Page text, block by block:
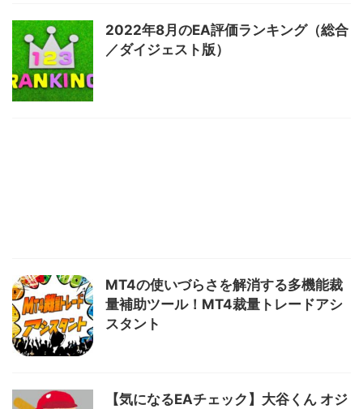
2022年8月のEA評価ランキング（総合
／ダイジェスト版）
MT4の使いづらさを解消する多機能裁
量補助ツール！MT4裁量トレードアシ
スタント
【気になるEAチェック】大谷くん オジ